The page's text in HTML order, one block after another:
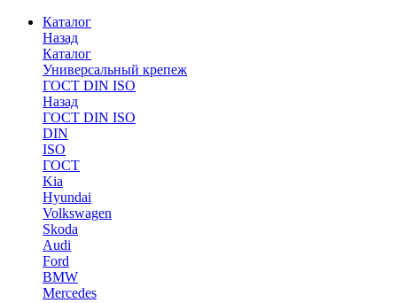
Каталог
Назад
Каталог
Универсальный крепеж
ГОСТ DIN ISO
Назад
ГОСТ DIN ISO
DIN
ISO
ГОСТ
Kia
Hyundai
Volkswagen
Skoda
Audi
Ford
BMW
Mercedes